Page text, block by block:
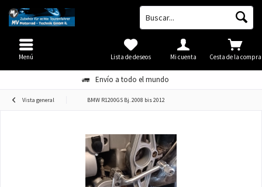
Envío a todo el mundo
Cesta de la compra
Lista de deseos Mi cuenta
Menú
Vista general BMW R1200GS Bj. 2008 bis 2012